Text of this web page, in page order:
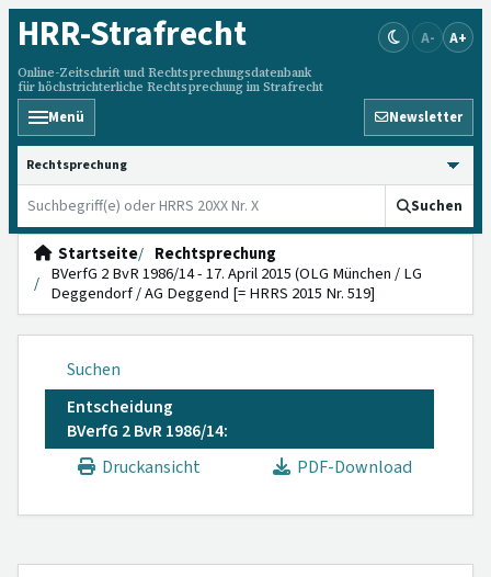
HRR-Strafrecht
Online-Zeitschrift und Rechtsprechungsdatenbank
für höchstrichterliche Rechtsprechung im Strafrecht
A- A+
Menü Newsletter
HRRS durchsuchen
Suchen
Startseite
Rechtsprechung
BVerfG 2 BvR 1986/14 - 17. April 2015 (OLG München / LG
Deggendorf / AG Deggend [= HRRS 2015 Nr. 519]
Suchen
Entscheidung
BVerfG 2 BvR 1986/14:
Druckansicht
PDF-Download